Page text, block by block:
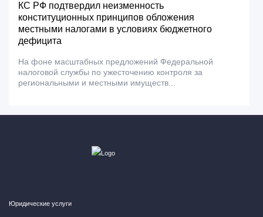
КС РФ подтвердил неизменность
конституционных принципов обложения
местными налогами в условиях бюджетного
дефицита
На фоне масштабных предложений Федеральной
налоговой службы по ужесточению контроля за
региональными и местными имуществ...
Юридические услуги